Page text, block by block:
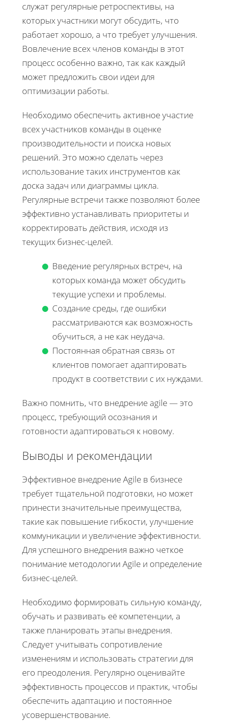
служат регулярные ретроспективы, на
которых участники могут обсудить, что
работает хорошо, а что требует улучшения.
Вовлечение всех членов команды в этот
процесс особенно важно, так как каждый
может предложить свои идеи для
оптимизации работы.
Необходимо обеспечить активное участие
всех участников команды в оценке
производительности и поиска новых
решений. Это можно сделать через
использование таких инструментов как
доска задач или диаграммы цикла.
Регулярные встречи также позволяют более
эффективно устанавливать приоритеты и
корректировать действия, исходя из
текущих бизнес-целей.
Введение регулярных встреч, на
которых команда может обсудить
текущие успехи и проблемы.
Создание среды, где ошибки
рассматриваются как возможность
обучиться, а не как неудача.
Постоянная обратная связь от
клиентов помогает адаптировать
продукт в соответствии с их нуждами.
Важно помнить, что внедрение agile — это
процесс, требующий осознания и
готовности адаптироваться к новому.
Выводы и рекомендации
Эффективное внедрение Agile в бизнесе
требует тщательной подготовки, но может
принести значительные преимущества,
такие как повышение гибкости, улучшение
коммуникации и увеличение эффективности.
Для успешного внедрения важно четкое
понимание методологии Agile и определение
бизнес-целей.
Необходимо формировать сильную команду,
обучать и развивать её компетенции, а
также планировать этапы внедрения.
Следует учитывать сопротивление
изменениям и использовать стратегии для
его преодоления. Регулярно оценивайте
эффективность процессов и практик, чтобы
обеспечить адаптацию и постоянное
усовершенствование.